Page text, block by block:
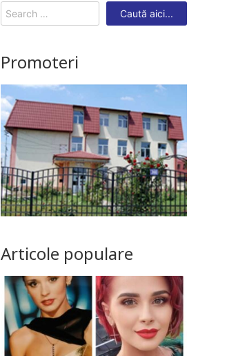
Search
for:
Promoteri
Articole populare